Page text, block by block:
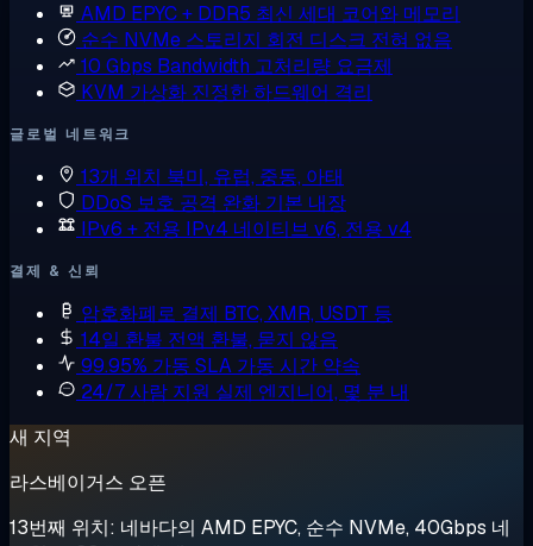
AMD EPYC + DDR5 최신 세대 코어와 메모리
순수 NVMe 스토리지 회전 디스크 전혀 없음
10 Gbps Bandwidth 고처리량 요금제
KVM 가상화 진정한 하드웨어 격리
글로벌 네트워크
13개 위치 북미, 유럽, 중동, 아태
DDoS 보호 공격 완화 기본 내장
IPv6 + 전용 IPv4 네이티브 v6, 전용 v4
결제 & 신뢰
암호화폐로 결제 BTC, XMR, USDT 등
14일 환불 전액 환불, 묻지 않음
99.95% 가동 SLA 가동 시간 약속
24/7 사람 지원 실제 엔지니어, 몇 분 내
새 지역
라스베이거스 오픈
13번째 위치: 네바다의 AMD EPYC, 순수 NVMe, 40Gbps 네